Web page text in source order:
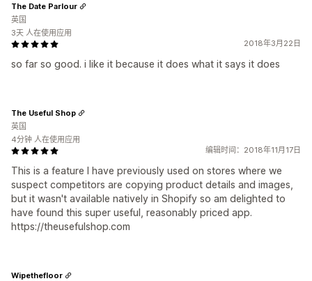
2018年3月22日
so far so good. i like it because it does what it says it does
The Date Parlour
英国
3天 人在使用应用
编辑时间：2018年11月17日
This is a feature I have previously used on stores where we
suspect competitors are copying product details and images,
but it wasn't available natively in Shopify so am delighted to
have found this super useful, reasonably priced app.
https://theusefulshop.com
The Useful Shop
英国
4分钟 人在使用应用
Wipethefloor